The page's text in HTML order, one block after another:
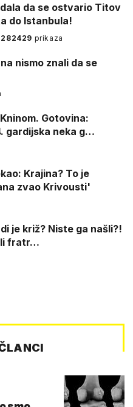
da se ostvario Titov
do Istanbula!
282429 prikaza
nismo znali da se
gardijska neka g…
Krajina? To je
zvao Krivousti'
je križ? Niste ga našli?!
fratr…